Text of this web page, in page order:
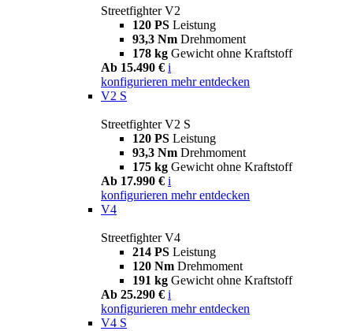
Streetfighter V2
120 PS Leistung
93,3 Nm Drehmoment
178 kg Gewicht ohne Kraftstoff
Ab 15.490 € i
konfigurieren mehr entdecken
V2 S
Streetfighter V2 S
120 PS Leistung
93,3 Nm Drehmoment
175 kg Gewicht ohne Kraftstoff
Ab 17.990 € i
konfigurieren mehr entdecken
V4
Streetfighter V4
214 PS Leistung
120 Nm Drehmoment
191 kg Gewicht ohne Kraftstoff
Ab 25.290 € i
konfigurieren mehr entdecken
V4 S